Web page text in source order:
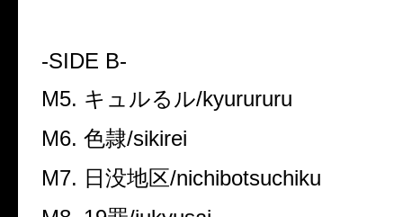
-SIDE B-
M5. キュルるル/kyurururu
M6. 色隷/sikirei
M7. 日没地区/nichibotsuchiku